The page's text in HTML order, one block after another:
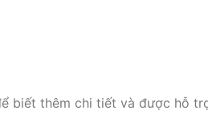
biết thêm chi tiết và được hỗ